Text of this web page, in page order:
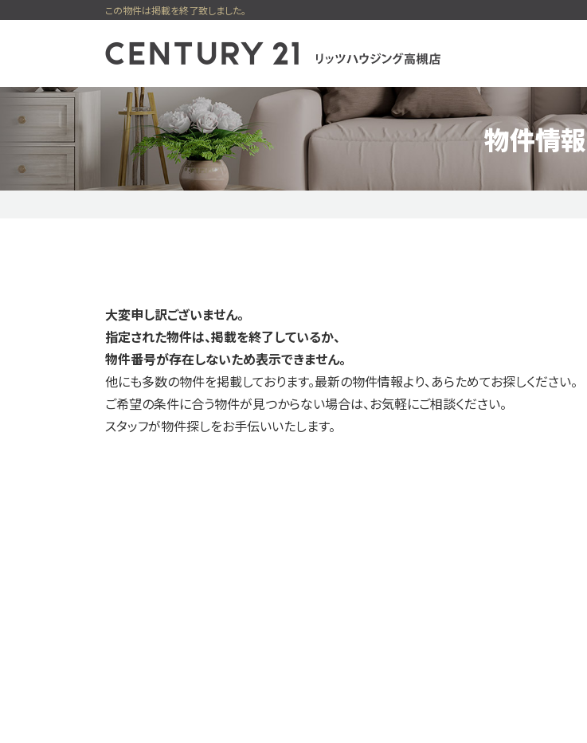
この物件は掲載を終了致しました。
センチュリー21
物件情報
大変申し訳ございません。
指定された物件は、掲載を終了しているか、
物件番号が存在しないため表示できません。
他にも多数の物件を掲載しております。最新の物件情報より、あらためてお探しください。
ご希望の条件に合う物件が見つからない場合は、お気軽にご相談ください。
スタッフが物件探しをお手伝いいたします。